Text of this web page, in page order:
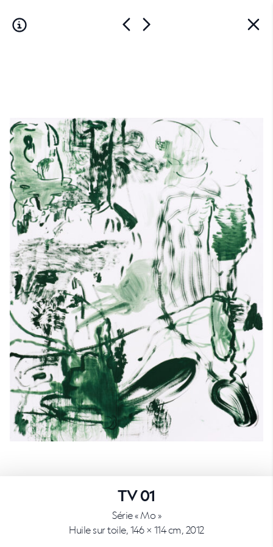
TV 01
Série « Mo »
Huile sur toile, 146 × 114 cm, 2012